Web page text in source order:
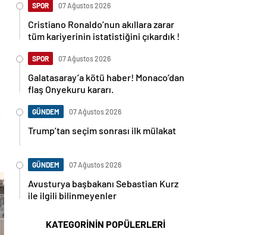
SPOR 07 Ağustos 2026
Cristiano Ronaldo’nun akıllara zarar
tüm kariyerinin istatistiğini çıkardık !
SPOR 07 Ağustos 2026
Galatasaray’a kötü haber! Monaco’dan
flaş Onyekuru kararı.
GÜNDEM 07 Ağustos 2026
Trump’tan seçim sonrası ilk mülakat
GÜNDEM 07 Ağustos 2026
Avusturya başbakanı Sebastian Kurz
ile ilgili bilinmeyenler
KATEGORİNİN POPÜLERLERİ